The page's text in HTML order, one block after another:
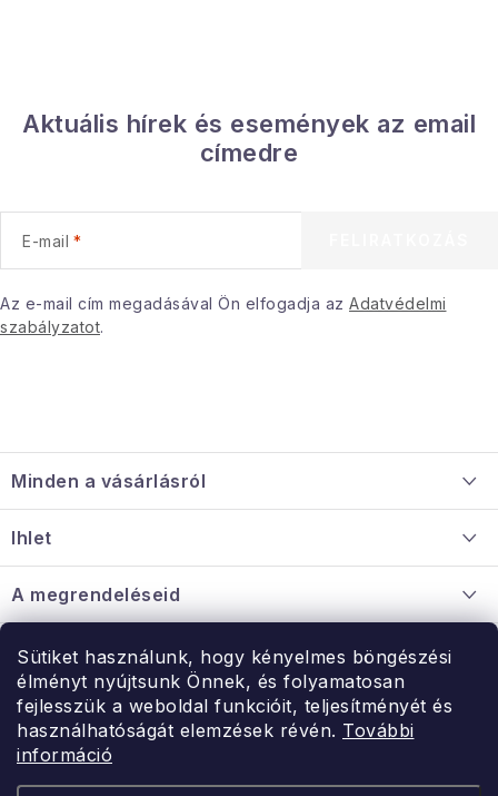
Sütiket használunk, hogy kényelmes böngészési
élményt nyújtsunk Önnek, és folyamatosan
fejlesszük a weboldal funkcióit, teljesítményét és
használhatóságát elemzések révén. További
információ
Aktuális hírek és események az email
címedre
E-mail
Az e-mail cím megadásával Ön elfogadja az Adatvédelmi
szabályzatot.
á
b
é
c
Minden a vásárlásról
Információ a mellékletről
Nagykereskedelmi együttműködés
Ihlet
A megrendeléseid
Érintkezés
Rendelésem
Érintkezés
Hé-Pé: 9:00-15:00
uzlet@modernvasarlas.hu